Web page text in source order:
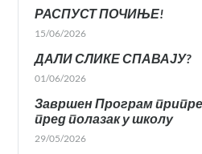
РАСПУСТ ПОЧИЊЕ!
15/06/2026
ДАЛИ СЛИКЕ СПАВАЈУ?
01/06/2026
Завршен Програм
пред полазак у школу
29/05/2026